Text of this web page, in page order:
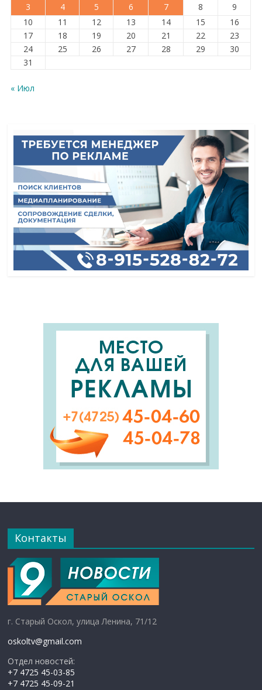
3
4 5 6 7 8
9
10
11 12 13 14 15
16
17
18 19 20 21 22
23
24
25 26 27 28 29
30
31
« Июл
Контакты
г. Старый Оскол, улица Ленина, 71/12
oskoltv@gmail.com
Отдел новостей:
+7 4725 45-03-85
+7 4725 45-09-21